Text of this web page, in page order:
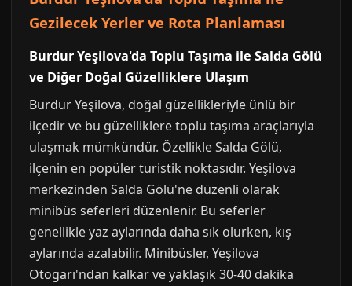
Gezilecek Yerler ve Rota Planlaması
Burdur Yeşilova'da Toplu Taşıma ile Salda Gölü
ve Diğer Doğal Güzelliklere Ulaşım
Burdur Yeşilova, doğal güzellikleriyle ünlü bir
ilçedir ve bu güzelliklere toplu taşıma araçlarıyla
ulaşmak mümkündür. Özellikle Salda Gölü,
ilçenin en popüler turistik noktasıdır. Yeşilova
merkezinden Salda Gölü'ne düzenli olarak
minibüs seferleri düzenlenir. Bu seferler
genellikle yaz aylarında daha sık olurken, kış
aylarında azalabilir. Minibüsler, Yeşilova
Otogarı'ndan kalkar ve yaklaşık 30-40 dakika